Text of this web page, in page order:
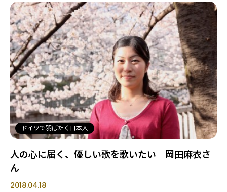
ドイツで羽ばたく日本人
人の心に届く、優しい歌を歌いたい 岡田麻衣さ
ん
2018.04.18